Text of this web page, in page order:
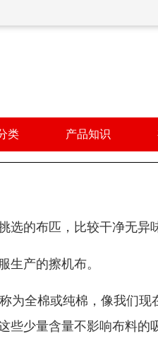
类 产品知识
选的布匹，比较干净无异味
生产的擦机布。
为全棉或纯棉，像我们
些少量含量不影响布料的